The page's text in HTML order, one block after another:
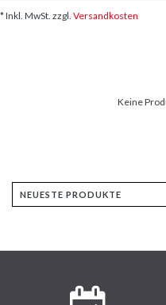
* Inkl. MwSt. zzgl. Versandkosten
Keine